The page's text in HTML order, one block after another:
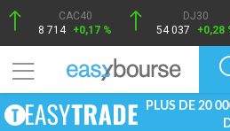
CAC40
8 714 +0,17 %
DJ30
54 037
+0,28
PLUS DE 20